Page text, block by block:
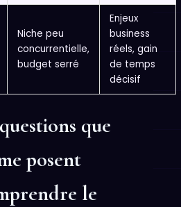
Niche peu
concurrentielle,
budget serré
Enjeux
business
réels, gain
de temps
décisif
que
posent
le